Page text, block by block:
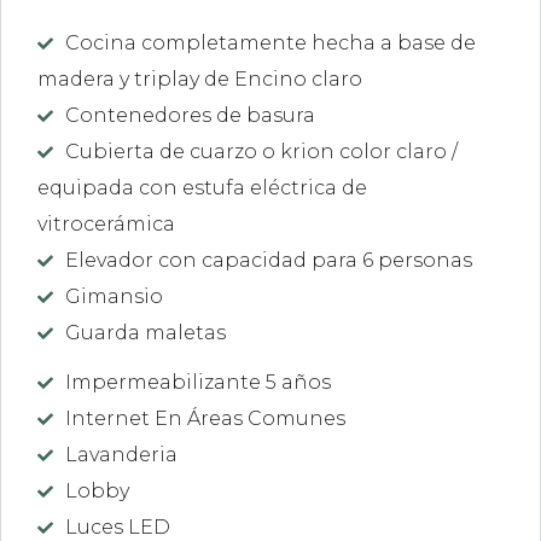
Cocina completamente hecha a base de
madera y triplay de Encino claro
Contenedores de basura
Cubierta de cuarzo o krion color claro /
equipada con estufa eléctrica de
vitrocerámica
Elevador con capacidad para 6 personas
Gimansio
Guarda maletas
Impermeabilizante 5 años
Internet En Áreas Comunes
Lavanderia
Lobby
Luces LED